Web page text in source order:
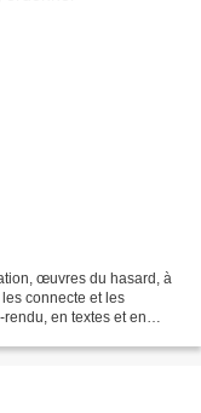
œuvres du hasard, à
connecte et les
en textes et en